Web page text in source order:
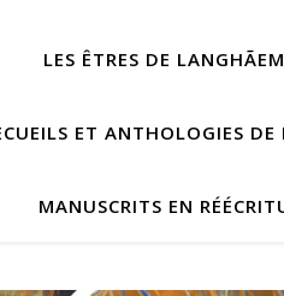
LES ÊTRES DE LANGHÃEM
ET ANTHOLOGIES DE
MANUSCRITS EN